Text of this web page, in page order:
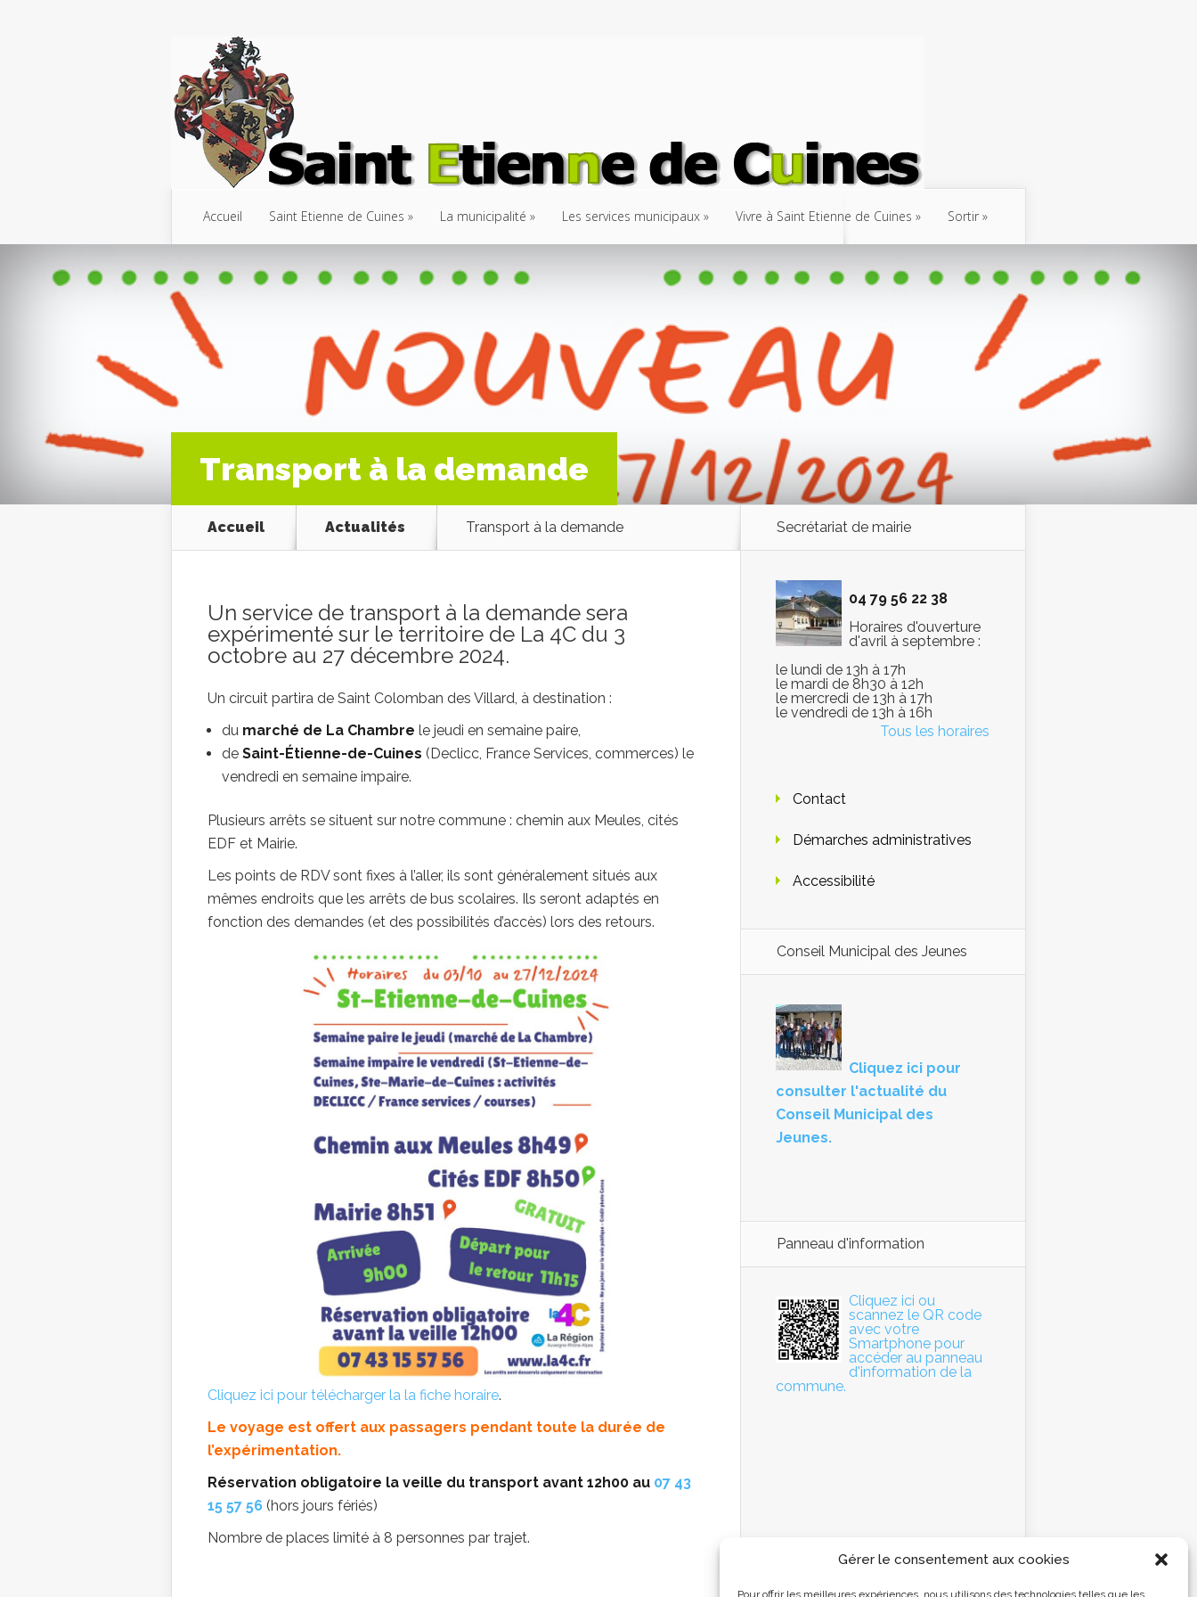
Gérer le consentement aux cookies
Pour offrir les meilleures expériences, nous utilisons des technologies telles que les
Accueil Saint Etienne de Cuines La municipalité Les services municipaux Vivre à Saint Etienne de Cuines Sortir
Transport à la demande
Accueil Actualités Transport à la demande
Un service de transport à la demande sera
expérimenté sur le territoire de La 4C du 3
octobre au 27 décembre 2024.
Un circuit partira de Saint Colomban des Villard, à destination :
du marché de La Chambre le jeudi en semaine paire,
de Saint-Étienne-de-Cuines (Declicc, France Services, commerces) le
vendredi en semaine impaire.
Plusieurs arrêts se situent sur notre commune : chemin aux Meules, cités
EDF et Mairie.
Les points de RDV sont fixes à l’aller, ils sont généralement situés aux
mêmes endroits que les arrêts de bus scolaires. Ils seront adaptés en
fonction des demandes (et des possibilités d’accès) lors des retours.
Cliquez ici pour télécharger la la fiche horaire.
Le voyage est offert aux passagers pendant toute la durée de
l’expérimentation.
Réservation obligatoire la veille du transport avant 12h00 au 07 43
15 57 56 (hors jours fériés)
Nombre de places limité à 8 personnes par trajet.
Secrétariat de mairie
04 79 56 22 38
Horaires d'ouverture
d'avril à septembre :
le lundi de 13h à 17h
le mardi de 8h30 à 12h
le mercredi de 13h à 17h
le vendredi de 13h à 16h
Tous les horaires
Contact
Démarches administratives
Accessibilité
Conseil Municipal des Jeunes
Cliquez ici pour
consulter l'actualité du
Conseil Municipal des
Jeunes.
Panneau d'information
Cliquez ici ou
scannez le QR code
avec votre
Smartphone pour
accéder au panneau
d'information de la
commune.